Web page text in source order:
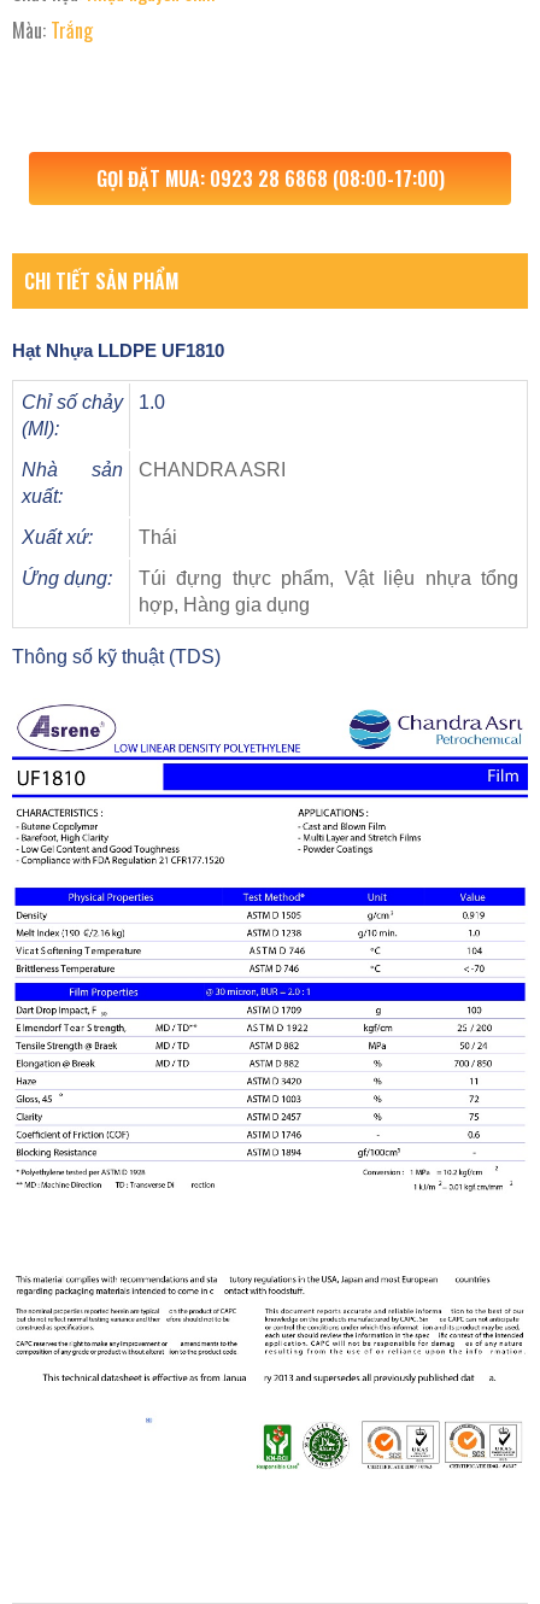
Màu: Trắng
GỌI ĐẶT MUA: 0923 28 6868 (08:00-17:00)
CHI TIẾT SẢN PHẨM
Hạt Nhựa LLDPE UF1810
Chỉ số chảy
(MI):
1.0
Nhà sản
xuất:
CHANDRA ASRI
Xuất xứ:
Thái
Ứng dụng:
Túi đựng thực phẩm, Vật liệu nhựa tổng
hợp, Hàng gia dụng
Thông số kỹ thuật (TDS)